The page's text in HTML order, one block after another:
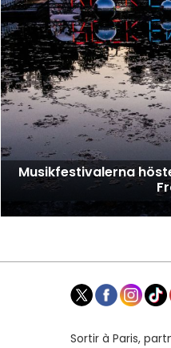
Musikfestivalerna
Sortir à Paris,